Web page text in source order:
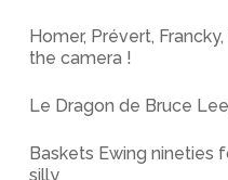
Homer, Prévert,
the camera !
Le Dragon de Bruce
Baskets Ewing nineties
silly